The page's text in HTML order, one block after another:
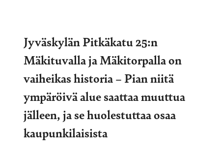
Jyväskylän Pitkäkatu 25:n
Mäkituvalla ja Mäkitorpalla on
vaiheikas historia – Pian niitä
ympäröivä alue saattaa muuttua
jälleen, ja se huolestuttaa osaa
kaupunkilaisista